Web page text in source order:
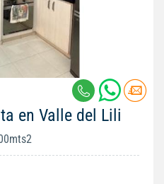
en Valle del Lili